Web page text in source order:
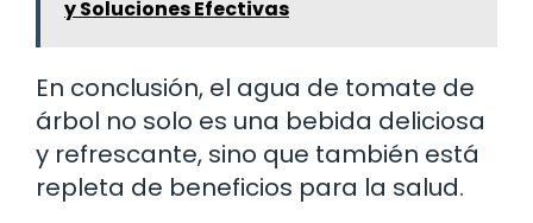
y Soluciones Efectivas
En conclusión, el agua de tomate de
árbol no solo es una bebida deliciosa
y refrescante, sino que también está
repleta de beneficios para la salud.